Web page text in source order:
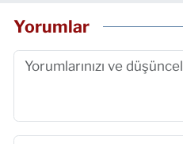
Yorumlar